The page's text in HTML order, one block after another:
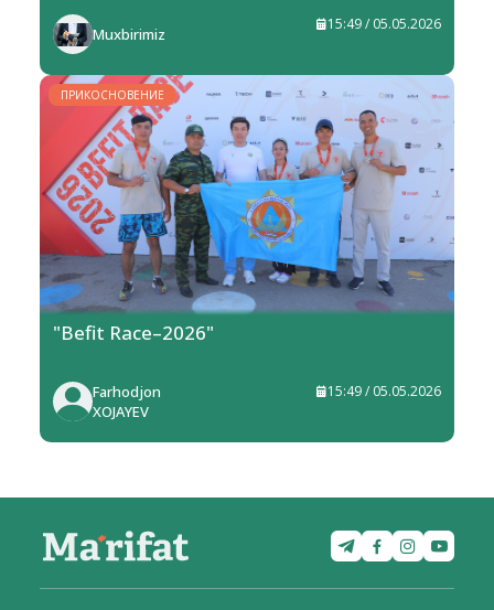
Muxbirimiz
15:49 / 05.05.2026
ПРИКОСНОВЕНИЕ
"Befit Race–2026"
Farhodjon
XOJAYEV
15:49 / 05.05.2026